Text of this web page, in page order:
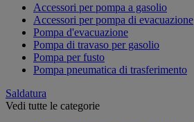
Accessori per pompa a gasolio
Accessori per pompa di evacuazione
Pompa d'evacuazione
Pompa di travaso per gasolio
Pompa per fusto
Pompa pneumatica di trasferimento
Saldatura
Vedi tutte le categorie